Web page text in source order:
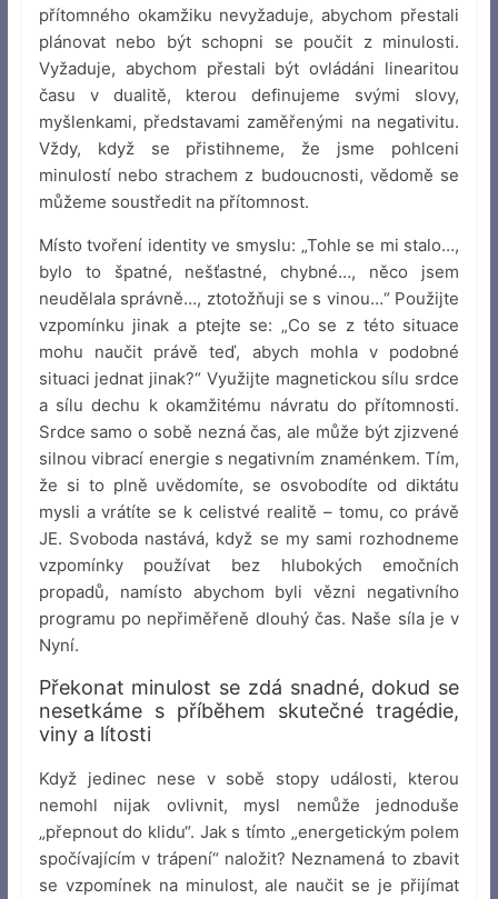
přítomného okamžiku nevyžaduje, abychom přestali
plánovat nebo být schopni se poučit z minulosti.
Vyžaduje, abychom přestali být ovládáni linearitou
času v dualitě, kterou definujeme svými slovy,
myšlenkami, představami zaměřenými na negativitu.
Vždy, když se přistihneme, že jsme pohlceni
minulostí nebo strachem z budoucnosti, vědomě se
můžeme soustředit na přítomnost.
Místo tvoření identity ve smyslu: „Tohle se mi stalo…,
bylo to špatné, nešťastné, chybné…, něco jsem
neudělala správně…, ztotožňuji se s vinou…“ Použijte
vzpomínku jinak a ptejte se: „Co se z této situace
mohu naučit právě teď, abych mohla v podobné
situaci jednat jinak?“ Využijte magnetickou sílu srdce
a sílu dechu k okamžitému návratu do přítomnosti.
Srdce samo o sobě nezná čas, ale může být zjizvené
silnou vibrací energie s negativním znaménkem. Tím,
že si to plně uvědomíte, se osvobodíte od diktátu
mysli a vrátíte se k celistvé realitě – tomu, co právě
JE. Svoboda nastává, když se my sami rozhodneme
vzpomínky používat bez hlubokých emočních
propadů, namísto abychom byli vězni negativního
programu po nepřiměřeně dlouhý čas. Naše síla je v
Nyní.
Překonat minulost se zdá snadné, dokud se
nesetkáme s příběhem skutečné tragédie,
viny a lítosti
Když jedinec nese v sobě stopy události, kterou
nemohl nijak ovlivnit, mysl nemůže jednoduše
„přepnout do klidu“. Jak s tímto „energetickým polem
spočívajícím v trápení“ naložit? Neznamená to zbavit
se vzpomínek na minulost, ale naučit se je přijímat